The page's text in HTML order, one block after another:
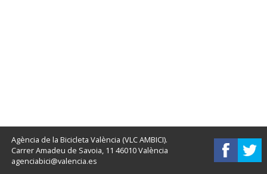
Agència de la Bicicleta València (VLC AMBICI).
Carrer Amadeu de Savoia, 11 46010 València
agenciabici@valencia.es